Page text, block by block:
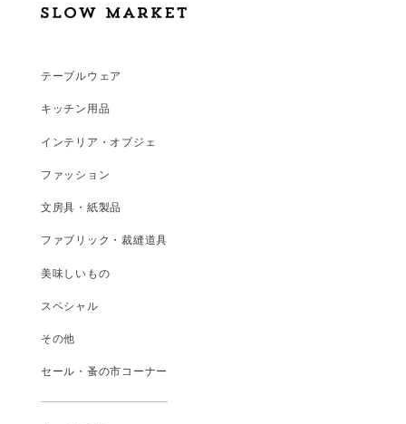
テーブルウェア
キッチン用品
インテリア・オブジェ
ファッション
文房具・紙製品
ファブリック・裁縫道具
美味しいもの
スペシャル
その他
セール・蚤の市コーナー